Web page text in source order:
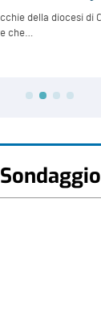
Sondaggio